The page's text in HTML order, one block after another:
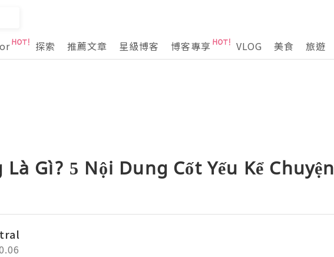
探索 推薦文章 星級博客 博客專享 VLOG 美食 旅遊
Gì? 5 Nội Dung Cốt Yếu Kể Chuyện